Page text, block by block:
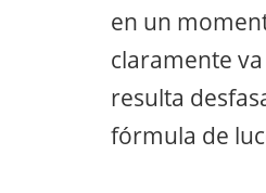
en un
claramente
resulta
fórmula de